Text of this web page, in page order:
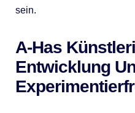
sein.
A-Has
Entwicklung